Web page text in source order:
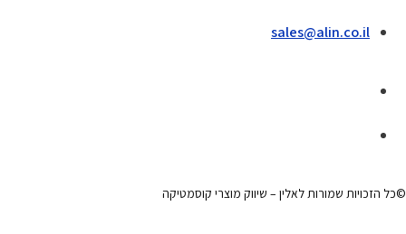
sales@alin.co.il
©כל הזכויות שמורות לאלין – שיווק מוצרי קוסמטיקה